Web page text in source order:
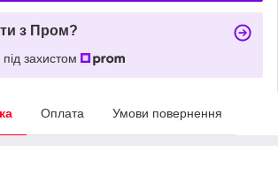
з Пром?
захистом
Оплата Умови повернення